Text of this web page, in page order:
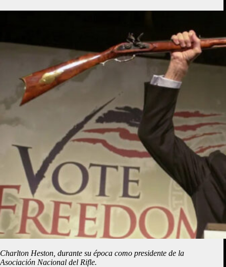
Charlton Heston, durante su época como presidente de la
Asociación Nacional del Rifle.